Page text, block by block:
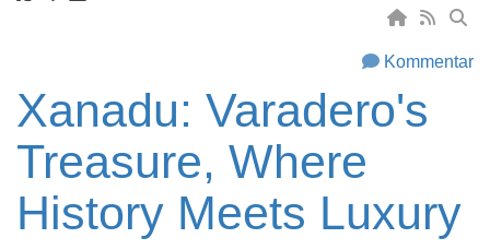
Kommentar
Xanadu: Varadero's
Treasure, Where
History Meets Luxury